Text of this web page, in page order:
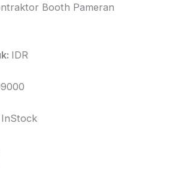
Booth Pameran
IDR
InStock